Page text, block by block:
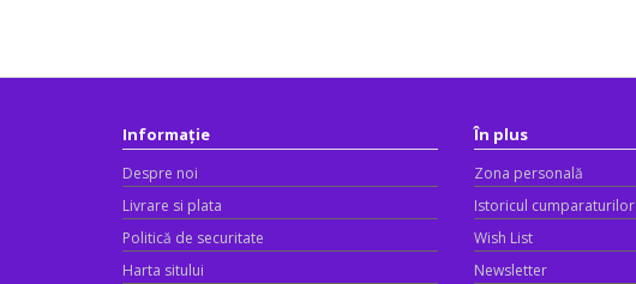
Informație
Despre noi
Livrare si plata
Politică de securitate
Harta sitului
În plus
Zona personală
Istoricul cumparaturilor
Wish List
Newsletter